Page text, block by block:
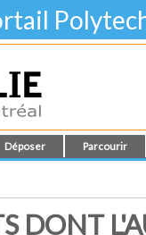
Déposer Parcourir
DONT